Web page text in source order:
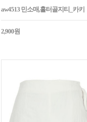
aw4513 민소매,홀터골지티_카키
2,900원